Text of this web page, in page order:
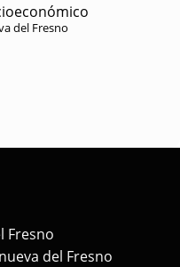
del Fresno
Fresno
del Fresno